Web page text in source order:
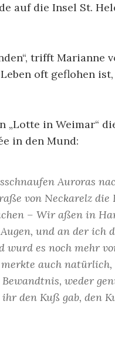
auf die Insel St.
trifft Marianne
oft geflohen
in Weimar“
in den Mund:
Auroras
von Neckarelz die
– Wir aßen in
und an der ich
wurd es noch mehr
auch
weder
den Kuß gab, den